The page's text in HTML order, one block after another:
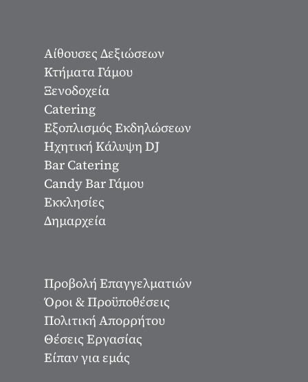
Αίθουσες Δεξιώσεων
Κτήματα Γάμου
Ξενοδοχεία
Catering
Εξοπλισμός Εκδηλώσεων
Ηχητική Κάλυψη DJ
Bar Catering
Candy Bar Γάμου
Εκκλησίες
Δημαρχεία
Προβολή Επαγγελματιών
Όροι & Προϋποθέσεις
Πολιτική Απορρήτου
Θέσεις Εργασίας
Είπαν για εμάς